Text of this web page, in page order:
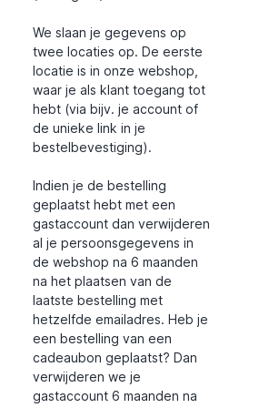
We slaan je gegevens op
twee locaties op. De eerste
locatie is in onze webshop,
waar je als klant toegang tot
hebt (via bijv. je account of
de unieke link in je
bestelbevestiging).
Indien je de bestelling
geplaatst hebt met een
gastaccount dan verwijderen
al je persoonsgegevens in
de webshop na 6 maanden
na het plaatsen van de
laatste bestelling met
hetzelfde emailadres. Heb je
een bestelling van een
cadeaubon geplaatst? Dan
verwijderen we je
gastaccount 6 maanden na